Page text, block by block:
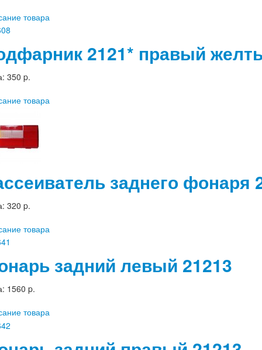
товара
2121* правый
350 p.
товара
заднего фонаря
320 p.
товара
задний левый 21213
1560 p.
товара